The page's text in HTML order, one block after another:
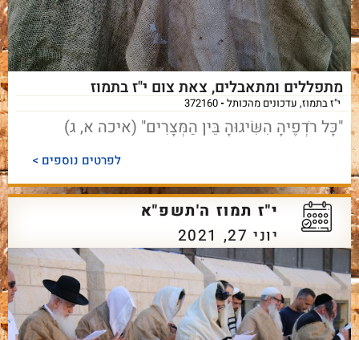
מתפללים ומתאבלים, צאת צום י"ז בתמוז
י"ז בתמוז, עדכונים מהכותל 372160
"כָּל רֹדְפֶיהָ הִשִּׂיגוּהָ בֵּין הַמְּצָרִים" (איכה א, ג)
לפרטים נוספים >
י"ז תמוז ה'תשפ"א
יוני 27, 2021